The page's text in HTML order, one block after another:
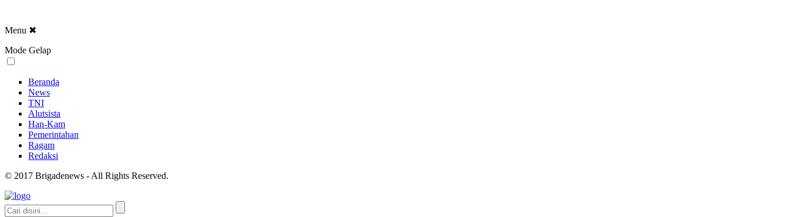
Menu ✖
Mode Gelap
Beranda
News
TNI
Alutsista
Han-Kam
Pemerintahan
Ragam
Redaksi
© 2017 Brigadenews - All Rights Reserved.